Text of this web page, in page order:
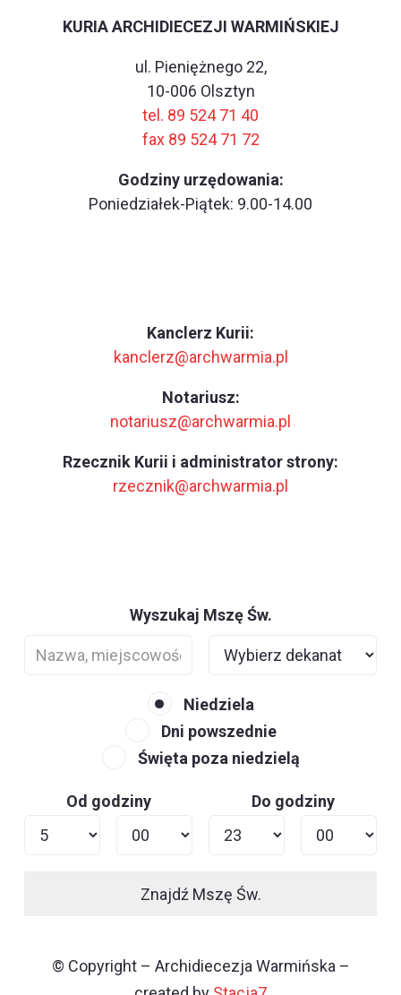
KURIA ARCHIDIECEZJI WARMIŃSKIEJ
ul. Pieniężnego 22,
10-006 Olsztyn
tel. 89 524 71 40
fax 89 524 71 72
Godziny urzędowania:
Poniedziałek-Piątek: 9.00-14.00
Kanclerz Kurii:
kanclerz@archwarmia.pl
Notariusz:
notariusz@archwarmia.pl
Rzecznik Kurii i administrator strony:
rzecznik@archwarmia.pl
Wyszukaj Mszę Św.
Niedziela
Dni powszednie
Święta poza niedzielą
Od godziny Do godziny
Znajdź Mszę Św.
© Copyright – Archidiecezja Warmińska –